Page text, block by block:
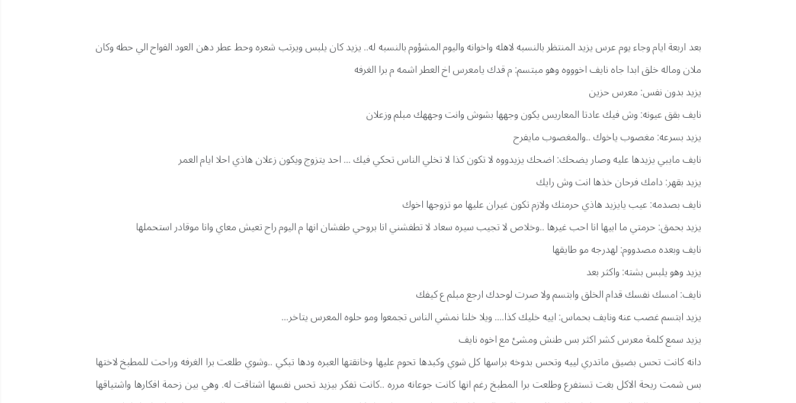
بعد اربعة ايام وجاء يوم عرس يزيد المنتظر بالنسبه لاهله واخوانه واليوم المشؤوم بالنسبه له.. يزيد كان يلبس ويرتب شعره وحط عطر دهن العود الفواح الي حطه وكان
ملان وماله خلق ابدا جاه نايف اخوووه وهو مبتسم: م قدك يامعرس اخ العطر اشمه م برا الغرفه
يزيد بدون نفس: معرس حزين
نايف بقق عيونه: وش فيك عادتا المعاريس يكون وجهها بشوش وانت وجههك مبلم وزعلان
يزيد بسرعه: مغصوب ياخوك ..والمغصوب مايفرح
نايف مايبي يزيدها عليه وصار يضحك: اضحك يزيدووه لا تكون كذا لا تخلي الناس تحكي فيك ... احد يتزوج ويكون زعلان هاذي احلا ايام العمر
يزيد بقهر: دامك فرحان خذها انت وش رايك
نايف بصدمه: عيب يايزيد هاذي حرمتك ولازم تكون غيران عليها مو تزوجها اخوك
يزيد بحمق: حرمتي ما ابيها انا احب غيرها ..وخلاص لا تجيب سيره سعاد لا تطفشني انا بروحي طفشان انها م اليوم راح تعيش معاي وانا موقادر استحملها
نايف وبعده مصدووم: لهدرجه مو طايقها
يزيد وهو يلبس بشته: واكثر بعد
نايف: امسك نفسك قدام الخلق وابتسم ولا صرت لوحدك ارجع مبلم ع كيفك
يزيد ابتسم غصب عنه ونايف بحماس: اييه خليك كذا.... ويلا خلنا نمشي الناس تجمعوا ومو حلوه المعرس يتاخر...
يزيد سمع كلمة معرس كشر اكثر بس طنش ومشئ مع اخوه نايف
دانه كانت تحس بضيق ماتدري لييه وتحس بدوخه براسها كل شوي وكبدها تحوم عليها وخانقتها العبره ودها تبكي ..وشوي طلعت برا الغرفه وراحت للمطبخ لاختها
بس شمت ريحة الاكل بغت تستفرع وطلعت برا المطبخ رغم انها كانت جوعانه مرره ..كانت تفكر بيزيد تحس نفسها اشتاقت له. وهي بين زحمة افكارها واشتياقها